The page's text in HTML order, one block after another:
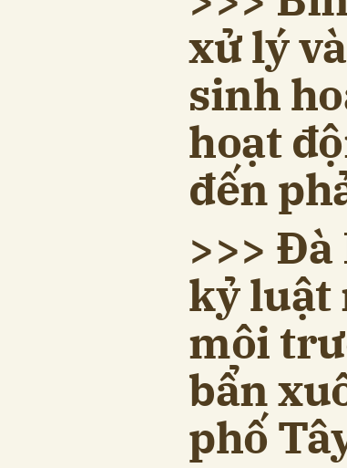
xử lý
sinh
hoạt
đến
>>>
kỷ luật
môi
bẩn
phố